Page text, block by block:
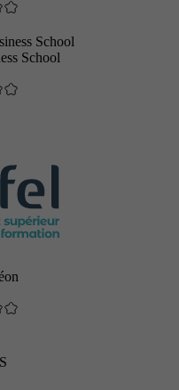
School